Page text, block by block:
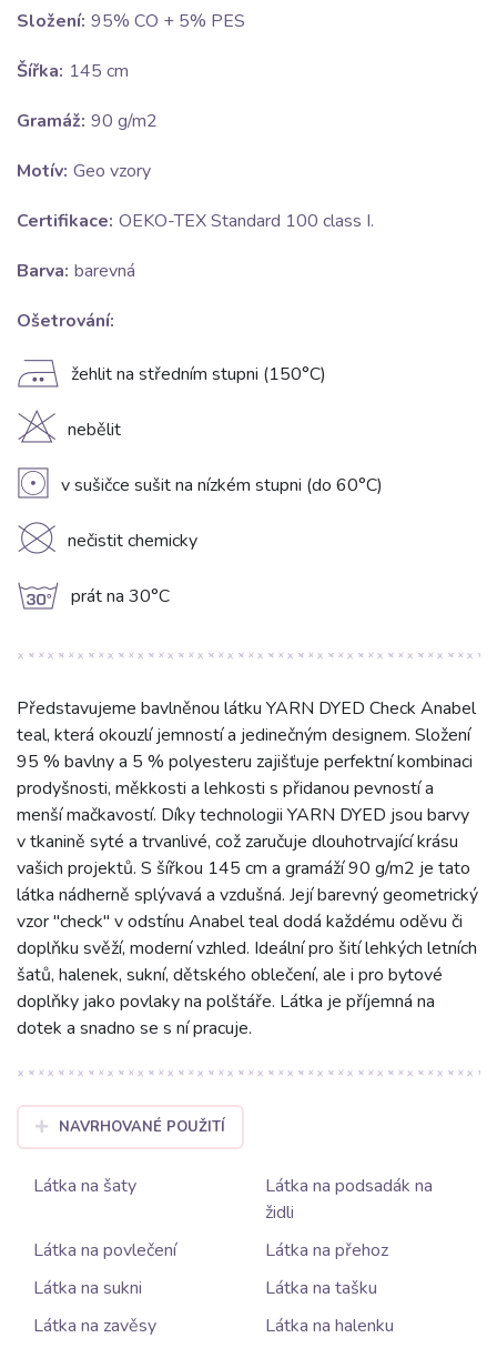
Složení: 95% CO + 5% PES
Šířka: 145 cm
Gramáž: 90 g/m2
Motív: Geo vzory
Certifikace: OEKO-TEX Standard 100 class I.
Barva: barevná
Ošetrování:
E žehlit na středním stupni (150°C)
H nebělit
V v sušičce sušit na nízkém stupni (do 60°C)
K nečistit chemicky
g prát na 30°C
Představujeme bavlněnou látku YARN DYED Check Anabel
teal, která okouzlí jemností a jedinečným designem. Složení
95 % bavlny a 5 % polyesteru zajišťuje perfektní kombinaci
prodyšnosti, měkkosti a lehkosti s přidanou pevností a
menší mačkavostí. Díky technologii YARN DYED jsou barvy
v tkanině syté a trvanlivé, což zaručuje dlouhotrvající krásu
vašich projektů. S šířkou 145 cm a gramáží 90 g/m2 je tato
látka nádherně splývavá a vzdušná. Její barevný geometrický
vzor "check" v odstínu Anabel teal dodá každému oděvu či
doplňku svěží, moderní vzhled. Ideální pro šití lehkých letních
šatů, halenek, sukní, dětského oblečení, ale i pro bytové
doplňky jako povlaky na polštáře. Látka je příjemná na
dotek a snadno se s ní pracuje.
NAVRHOVANÉ POUŽITÍ
Látka na šaty
Látka na podsadák na
židli
Látka na povlečení
Látka na přehoz
Látka na sukni
Látka na tašku
Látka na zavěsy
Látka na halenku